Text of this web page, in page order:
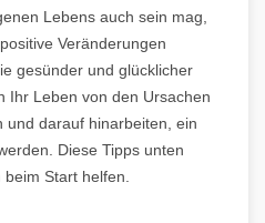
Lebens auch sein mag,
Veränderungen
gesünder und glücklicher
Ihr Leben von den Ursachen
und darauf hinarbeiten, ein
Diese Tipps unten
Start helfen.